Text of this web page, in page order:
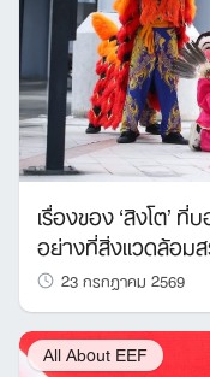
เรื่องของ ‘สิงโต’
อย่างที่สิ่งแวดล้อมส
23 กรกฎาคม 2569
All About EEF